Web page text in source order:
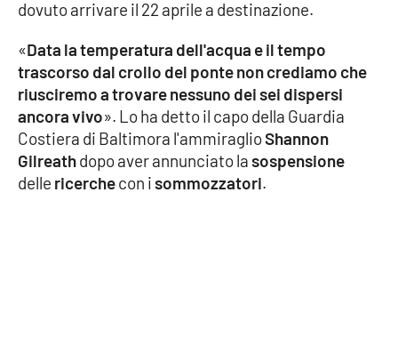
RUBRICHE
Good Morning Vietnam
Parchi Marini Calabria
Leggendo Alvaro insieme
dovuto arrivare il 22 aprile a destinazione.
«Data la temperatura dell'acqua e il tempo
trascorso dal crollo del ponte non crediamo che
riusciremo a trovare nessuno dei sei dispersi
ancora vivo». Lo ha detto il capo della Guardia
Costiera di Baltimora l'ammiraglioShannon
Gilreathdopo aver annunciato lasospensione
delle ricerchecon isommozzatori.